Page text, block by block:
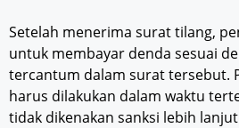
Setelah menerima surat tilang,
untuk membayar denda sesuai
tercantum dalam surat tersebut.
harus dilakukan dalam waktu
tidak dikenakan sanksi lebih